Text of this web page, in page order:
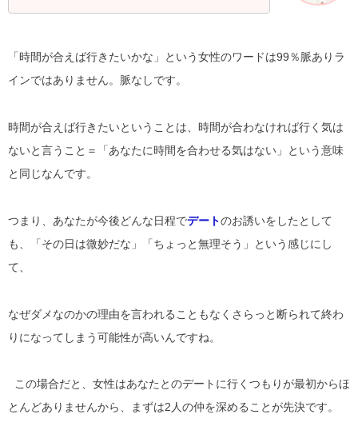
「時間が合えば行きたいかな」という女性のワードは99％脈ありラ
インではありません。脈なしです。
時間が合えば行きたいということは、時間が合わなければ行く気は
ないと言うこと＝「あなたに時間を合わせる気はない」という意味
と同じなんです。
つまり、あなたが今後どんな日程でデートのお誘いをしたとして
も、「その日は微妙だな」「ちょっと無理そう」という感じにし
て、
なぜダメなのかの理由を言われることもなくさらっと断られて終わ
りになってしまう可能性が高いんですね。
この場合だと、女性はあなたとのデートに行くつもりが最初からほ
とんどありませんから、まずは2人の仲を深めることが先決です。